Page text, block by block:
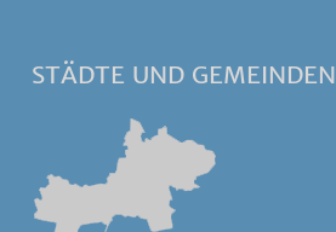
STÄDTE UND GEMEINDEN